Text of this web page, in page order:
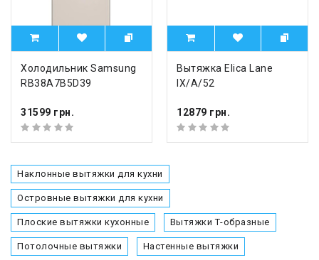
Холодильник Samsung
RB38A7B5D39
31599 грн.
Вытяжка Elica Lane
IX/A/52
12879 грн.
Наклонные вытяжки для кухни
Островные вытяжки для кухни
Плоские вытяжки кухонные Вытяжки Т-образные
Потолочные вытяжки Настенные вытяжки